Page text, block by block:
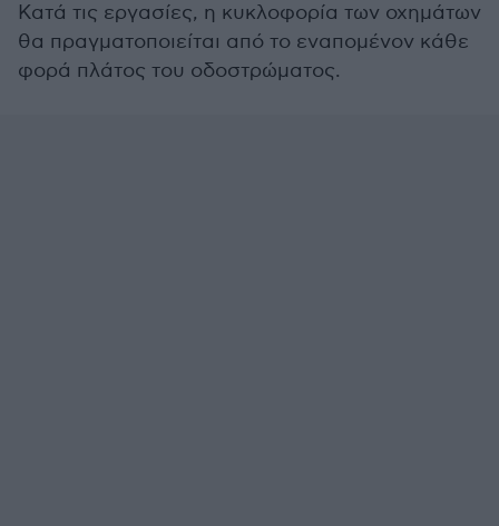
Κατά τις εργασίες, η κυκλοφορία των οχημάτων
θα πραγματοποιείται από το εναπομένον κάθε
φορά πλάτος του οδοστρώματος.